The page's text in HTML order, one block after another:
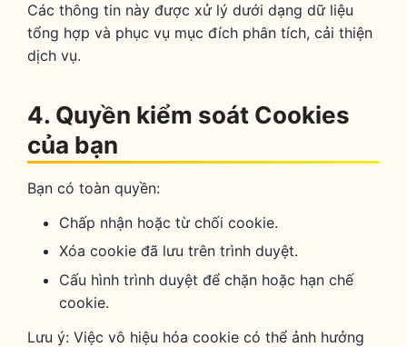
Các thông tin này được xử lý dưới dạng dữ liệu
tổng hợp và phục vụ mục đích phân tích, cải thiện
dịch vụ.
4. Quyền kiểm soát Cookies
của bạn
Bạn có toàn quyền:
Chấp nhận hoặc từ chối cookie.
Xóa cookie đã lưu trên trình duyệt.
Cấu hình trình duyệt để chặn hoặc hạn chế
cookie.
Lưu ý: Việc vô hiệu hóa cookie có thể ảnh hưởng